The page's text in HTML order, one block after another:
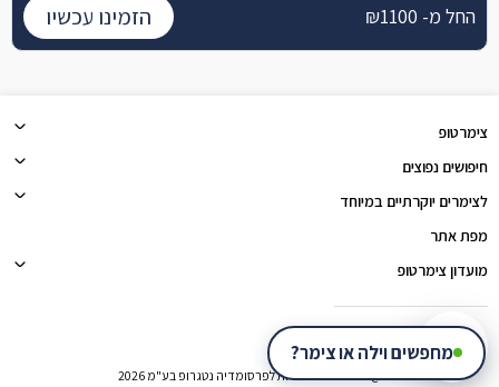
החל מ- ₪1100 הזמינו עכשיו
צימרטופ
צימרטופ
חיפושים נפוצים
לצימרים יוקרתיים במיוחד
מפת אתר
מועדון צימרטופ
@כל הזכויות שמורות לפרסומדיה נטגרופ בע"מ 2026
מחפשים וילה או צימר?